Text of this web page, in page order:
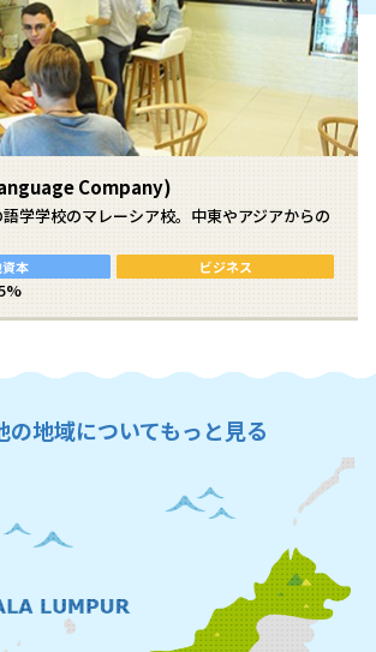
Company)
学学校のマレーシア校。中東やアジアからの
本 ビジネス
の地域についてもっと見る